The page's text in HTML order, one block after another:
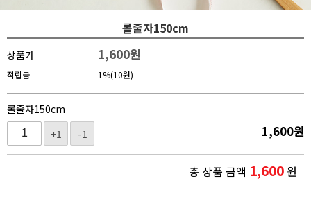
롤줄자150cm
상품가 1,600원
적립금 1%(10원)
롤줄자150cm
+1
-1 1,600원
총 상품 금액 1,600원